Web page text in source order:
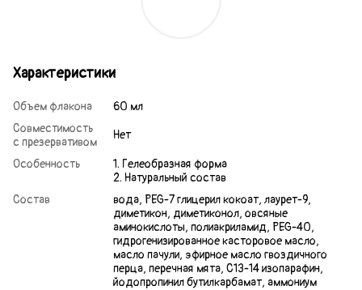
Характеристики
Объем флакона
60 мл
Совместимость
с презервативом
Нет
Особенность
1. Гелеобразная форма
2. Натуральный состав
Состав
вода, PEG-7 глицерил кокоат, лаурет-9,
диметикон, диметиконол, овсяные
аминокислоты, полиакриламид, PEG-40,
гидрогенизированное касторовое масло,
масло пачули, эфирное масло гвоздичного
перца, перечная мята, С13-14 изопарафин,
йодопропинил бутилкарбамат, аммониум